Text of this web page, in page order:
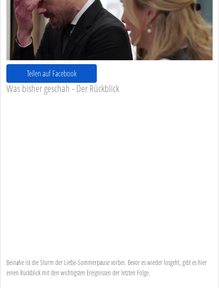
Teilen auf Facebook
Was bisher geschah - Der Rückblick
Beinahe ist die Sturm der Liebe-Sommerpause vorbei. Bevor es wieder losgeht, gibt es hier
einen Rückblick mit den wichtigsten Ereignissen der letzten Folge.